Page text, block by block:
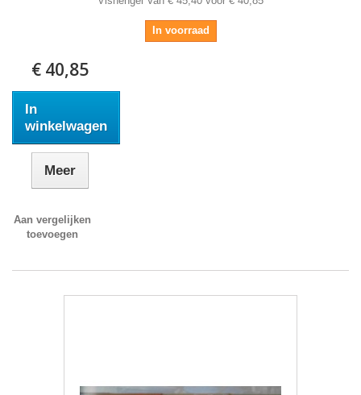
In voorraad
€ 40,85
In
winkelwagen
Meer
Aan vergelijken
toevoegen